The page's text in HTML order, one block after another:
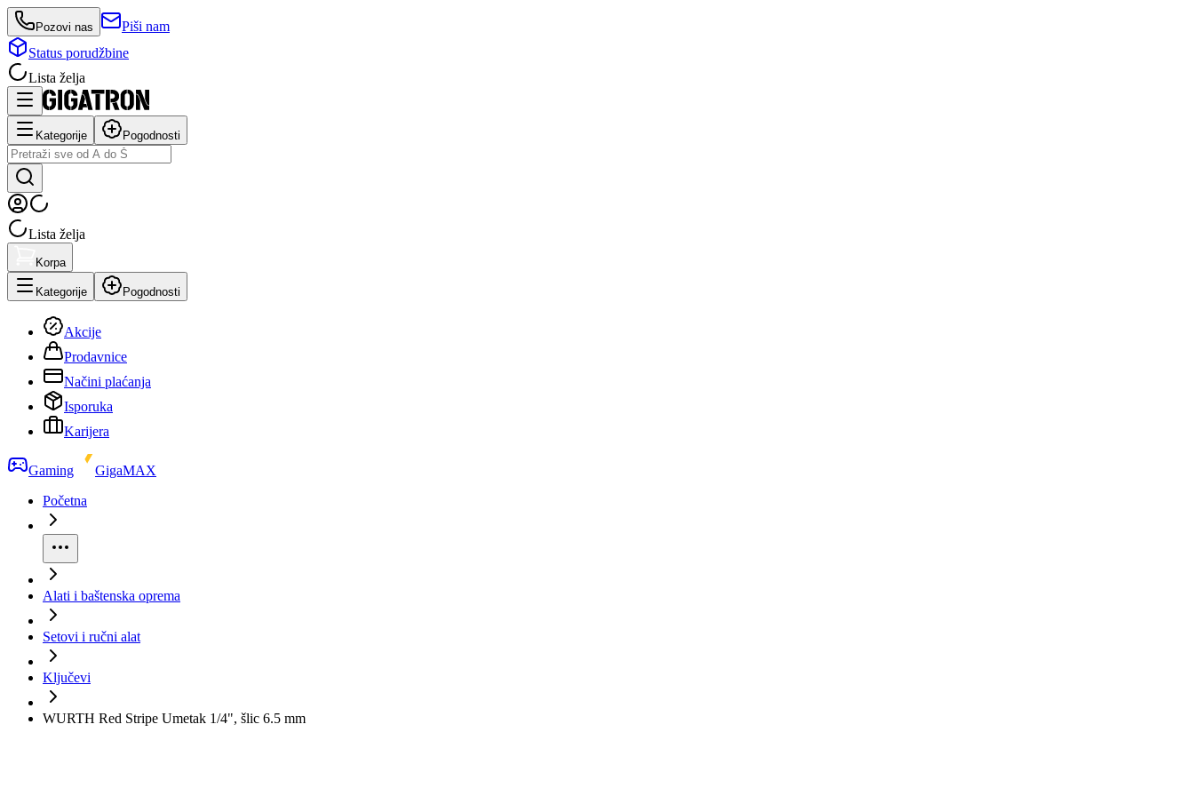
Pozovi nas
Piši nam
Status porudžbine
Lista želja
Kategorije Pogodnosti
Lista želja
Korpa
Kategorije Pogodnosti
Akcije
Prodavnice
Načini plaćanja
Isporuka
Karijera
Gaming
GigaMAX
Početna
Alati i baštenska oprema
Setovi i ručni alat
Ključevi
WURTH Red Stripe Umetak 1/4", šlic 6.5 mm